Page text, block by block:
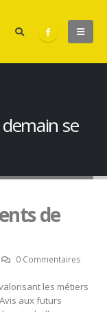
se
de
0 Commentaires
les métiers
aux futurs